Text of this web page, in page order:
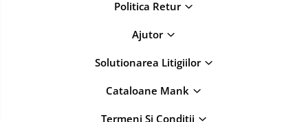
Politica Retur
Ajutor
Solutionarea Litigiilor
Cataloane Mank
Termeni Si Conditii